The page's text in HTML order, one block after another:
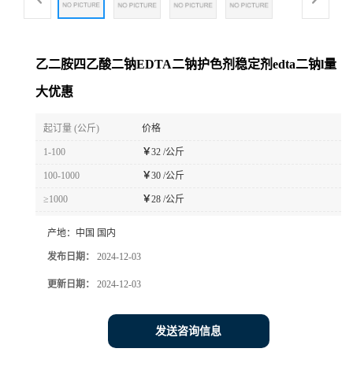
乙二胺四乙酸二钠EDTA二钠护色剂稳定剂edta二钠l量
大优惠
起订量 (公斤) 价格
1-100 ￥32 /公斤
100-1000 ￥30 /公斤
≥1000 ￥28 /公斤
产地： 中国 国内
发布日期： 2024-12-03
更新日期： 2024-12-03
发送咨询信息